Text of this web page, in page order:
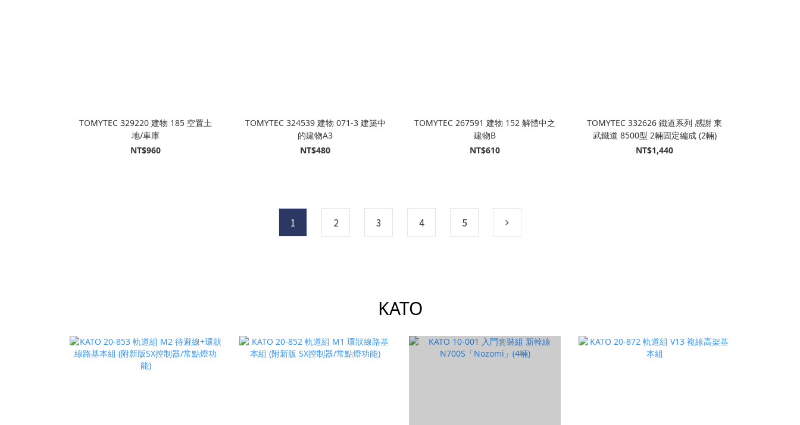
TOMYTEC 329220 建物 185 空置土
地/車庫
NT$960
TOMYTEC 324539 建物 071-3 建築中
的建物A3
NT$480
TOMYTEC 267591 建物 152 解體中之
建物B
NT$610
TOMYTEC 332626 鐵道系列 感謝 東
武鐵道 8500型 2輛固定編成 (2輛)
NT$1,440
1 2 3 4 5
KATO